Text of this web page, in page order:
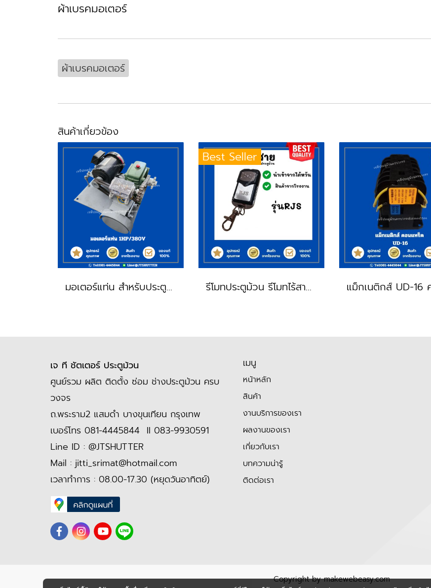
ผ้าเบรคมอเตอร์
ผ้าเบรคมอเตอร์
สินค้าเกี่ยวข้อง
มอเตอร์แท่น สำหรับประตูม้วน
Best Seller
รีโมทประตูม้วน รีโมทไร้สาย RJS
เจ ที ชัตเตอร์ ประตูม้วน
ศูนย์รวม ผลิต ติดตั้ง ซ่อม ช่างประตูม้วน ครบ
วงจร
ถ.พระราม2 แสมดำ บางขุนเทียน กรุงเทพ
เบอร์โทร 081-4445844 II 083-9930591
Line ID : @JTSHUTTER
Mail : jitti_srimat@hotmail.com
เวลาทำการ : 08.00-17.30 (หยุดวันอาทิตย์)
เมนู
หน้าหลัก
สินค้า
งานบริการของเรา
ผลงานของเรา
เกี่ยวกับเรา
บทความน่ารู้
ติดต่อเรา
Copyright by makewebeasy.com